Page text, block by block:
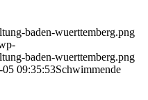
baden-wuerttemberg.png
baden-wuerttemberg.png
05 09:35:53Schwimmende